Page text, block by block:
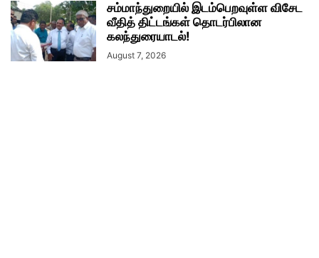
சம்மாந்துறையில் இடம்பெறவுள்ள விசேட
வீதித் திட்டங்கள் தொடர்பிலான
கலந்துரையாடல்!
August 7, 2026